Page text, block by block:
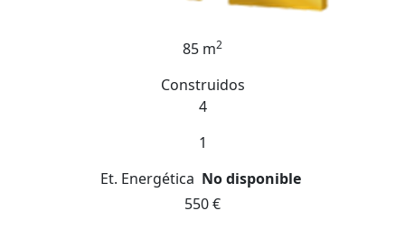
85 m2
Construidos
4
1
Et. Energética No disponible
550 €